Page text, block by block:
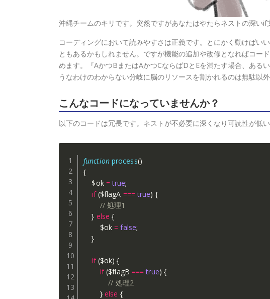
沖縄チームのキリです。突然ですがあなたはやたらネストの深いif
コーディングにおいて読みやすさは正義です。とにかく動けばい
ともあるかもしれません。ですが機能の追加や改修となればコー
めます。『AかつBまたはAかつCならばDとEを満たす場合、ある
うなわけのわからない分岐に脳のリソースを割かれるのは無駄以
こんなコードになっていませんか？
以下のコードは冗長です。ネストが不必要に深くなり可読性が低い
function process()
{
$ok = true;
if ($flagA === true) {
// 処理1
} else {
$ok = false;
}
if ($ok) {
if ($flagB === true) {
// 処理2
} else {